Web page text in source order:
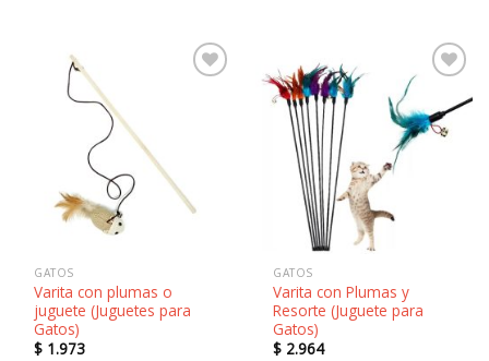
GATOS
Varita con plumas o
juguete (Juguetes para
Gatos)
$ 1.973
Añadir
GATOS
Varita con Plumas y
Resorte (Juguete para
Gatos)
$ 2.964